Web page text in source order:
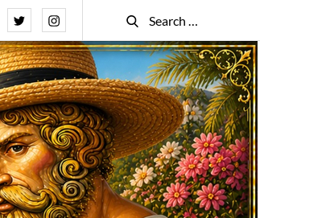
TwitterInstagram
Search
for:
Search